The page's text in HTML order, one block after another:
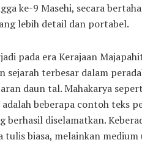
ke-9 Masehi, secara
lebih detail dan portabel.
pada era Kerajaan
sejarah terbesar dalam
daun tal. Mahakarya
beberapa contoh teks
diselamatkan.
biasa, melainkan